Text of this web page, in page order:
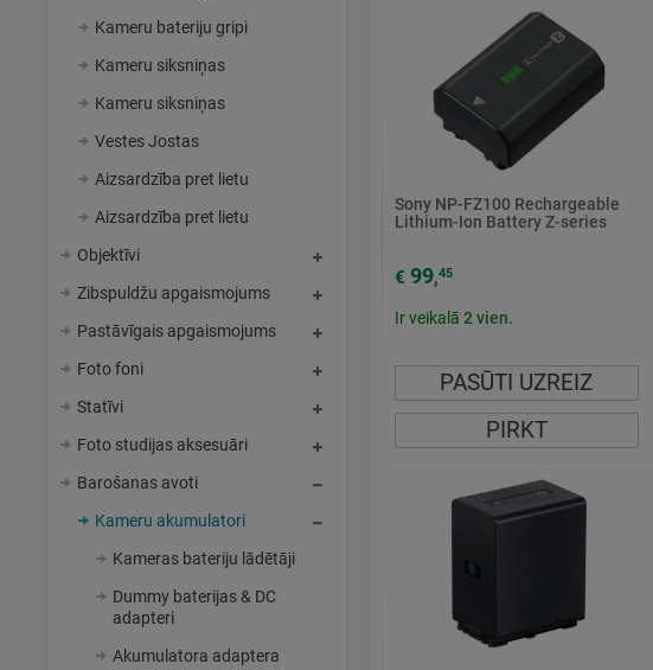
Kameru bateriju gripi
Kameru siksniņas
Kameru siksniņas
Vestes Jostas
Aizsardzība pret lietu
Aizsardzība pret lietu
Objektīvi
Zibspuldžu apgaismojums
Pastāvīgais apgaismojums
Foto foni
Statīvi
Foto studijas aksesuāri
Barošanas avoti
Kameru akumulatori
Kameras bateriju lādētāji
Dummy baterijas & DC
adapteri
Akumulatora adaptera
Sony NP-FZ100 Rechargeable
Lithium-Ion Battery Z-series
€ 99,45
Ir veikalā 2vien.
PASŪTI UZREIZ
PIRKT